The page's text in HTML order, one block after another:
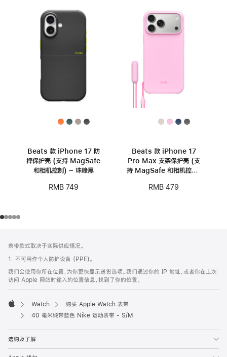
Beats 款 iPhone 17 防
摔保护壳 (支持 MagSafe
和相机控制) – 珠峰黑
RMB 749
Beats 款 iPhone 17
Pro Max 支架保护壳 (支
持 MagSafe 和相机控制)
RMB 479
页
页
脚
注
表带款式取决于实际供应情况。
1. 不可用作个人防护设备 (PPE)。
我们会使用你所在位置，为你更快显示送货选项。我们通过你的 IP 地址，或者你在上次
访问 Apple 网站时输入的位置信息，找到了你的位置。
Apple
Watch
购买 Apple Watch 表带
40 毫米缎带蓝色 Nike 运动表带 - S/M
选购及了解